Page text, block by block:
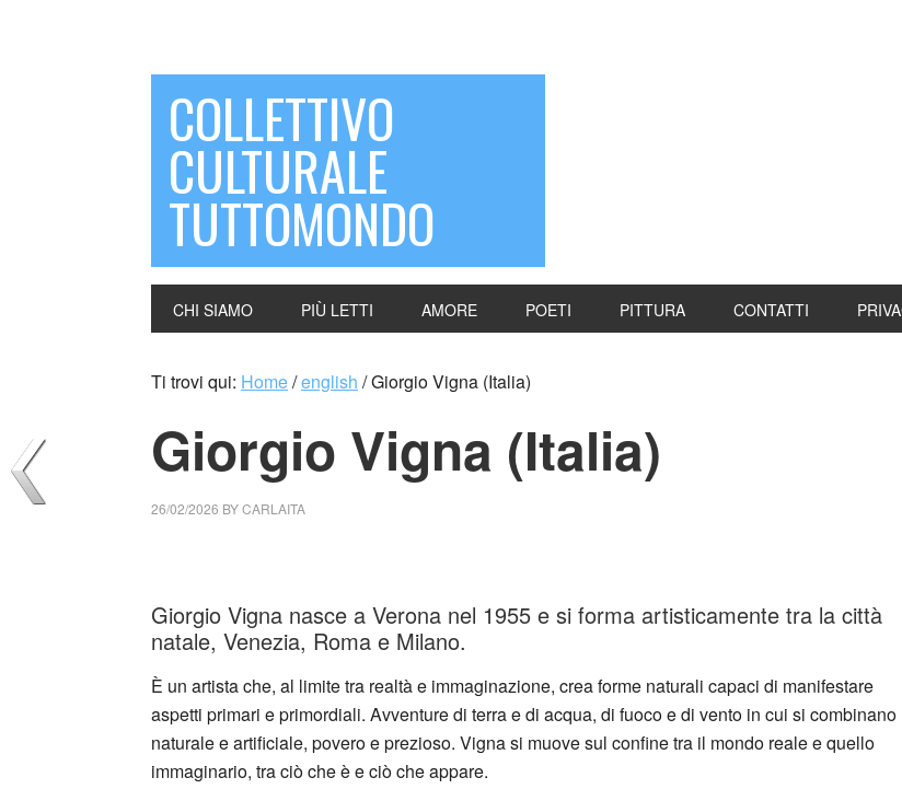
COLLETTIVO
CULTURALE
TUTTOMONDO
CHI SIAMO PIÙ LETTI AMORE POETI PITTURA CONTATTI
Ti trovi qui: Home/english /Giorgio Vigna (Italia)
Giorgio Vigna (Italia)
26/02/2026 BYCARLAITA
Giorgio Vigna nasce a Verona nel 1955 e si forma artisticamente tra la città
natale, Venezia, Roma e Milano.
È un artista che, al limite tra realtà e immaginazione, crea forme naturali capaci di manifestare
aspetti primari e primordiali. Avventure di terra e di acqua, di fuoco e di vento in cui si combinano
naturale e artificiale, povero e prezioso. Vigna si muove sul confine tra il mondo reale e quello
immaginario, tra ciò che è e ciò che appare.